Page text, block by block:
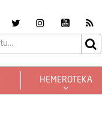
HEMEROTEKA